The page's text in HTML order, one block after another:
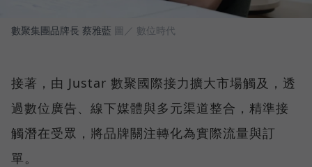
數聚集團品牌長 蔡雅藍 圖／ 數位時代
接著，由 Justar 數聚國際接力擴大市場觸及，透
過數位廣告、線下媒體與多元渠道整合，精準接
觸潛在受眾，將品牌關注轉化為實際流量與訂
單。